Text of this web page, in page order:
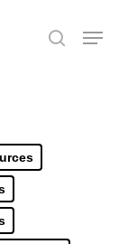
search
Menu